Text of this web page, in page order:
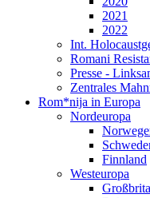
2021
2022
Int.
Romani
Presse -
Zentrales
Rom*nija in Europa
Nordeuropa
Finnland
Westeuropa